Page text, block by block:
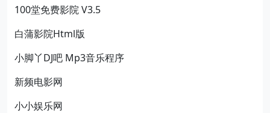
100堂免费影院 V3.5
白蒲影院Html版
小脚丫DJ吧 Mp3音乐程序
新频电影网
小小娱乐网